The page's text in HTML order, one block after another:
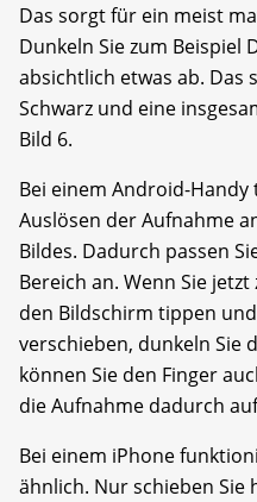
Das sorgt für ein meist
Dunkeln Sie zum Beispiel
absichtlich etwas ab. Das
Schwarz und eine
Bild 6.
Bei einem Android-
Auslösen der Aufnahme
Bildes. Dadurch passen
Bereich an. Wenn Sie
den Bildschirm tippen
verschieben, dunkeln Sie
können Sie den Finger
die Aufnahme dadurch
Bei einem iPhone
ähnlich. Nur schieben Sie